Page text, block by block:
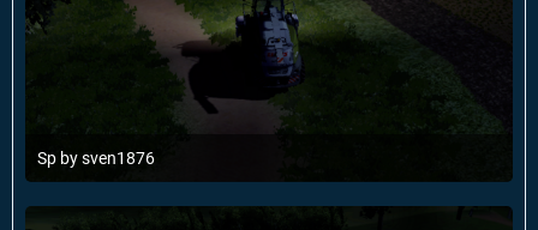
Sp by sven1876
19. Mai 2014 um 12:37